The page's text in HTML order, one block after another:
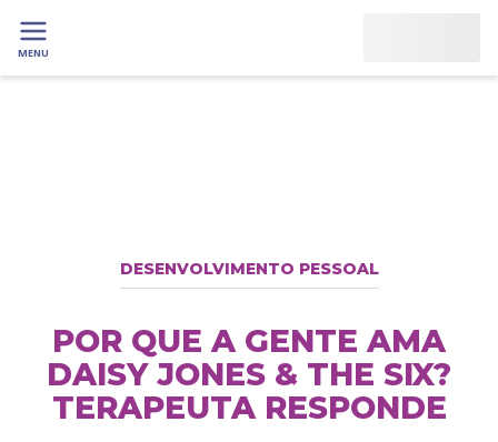
MENU
DESENVOLVIMENTO PESSOAL
POR QUE A GENTE AMA
DAISY JONES & THE SIX?
TERAPEUTA RESPONDE